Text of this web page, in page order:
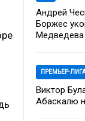
Андрей
Боржес
Медведева
ПРЕМЬЕР-
Виктор
Абаскалю